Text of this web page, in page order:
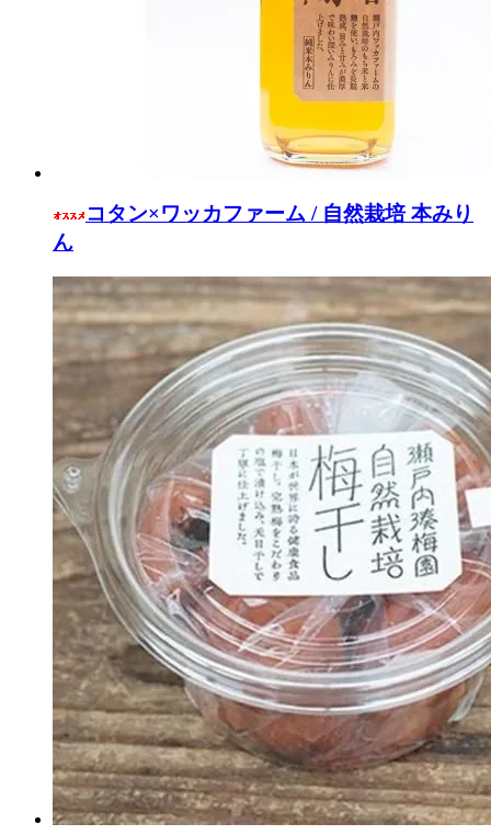
コタン×ワッカファーム / 自然栽培 本みり
ん